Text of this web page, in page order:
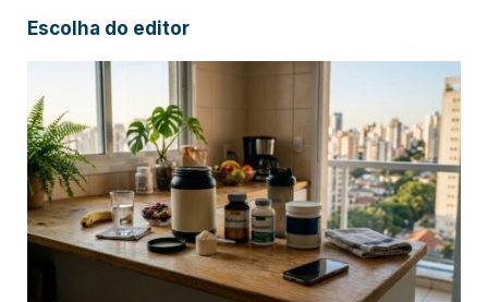
Escolha do editor